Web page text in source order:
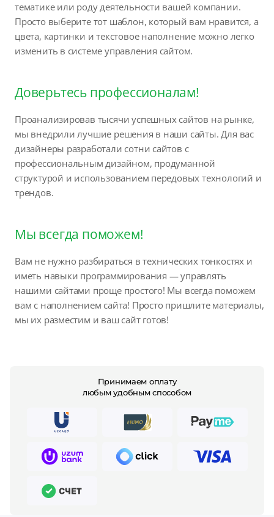
тематике или роду деятельности вашей компании.
Просто выберите тот шаблон, который вам нравится, а
цвета, картинки и текстовое наполнение можно легко
изменить в системе управления сайтом.
Доверьтесь профессионалам!
Проанализировав тысячи успешных сайтов на рынке,
мы внедрили лучшие решения в наши сайты. Для вас
дизайнеры разработали сотни сайтов с
профессиональным дизайном, продуманной
структурой и использованием передовых технологий и
трендов.
Мы всегда поможем!
Вам не нужно разбираться в технических тонкостях и
иметь навыки программирования — управлять
нашими сайтами проще простого! Мы всегда поможем
вам с наполнением сайта! Просто пришлите материалы,
мы их разместим и ваш сайт готов!
Принимаем оплату
любым удобным способом